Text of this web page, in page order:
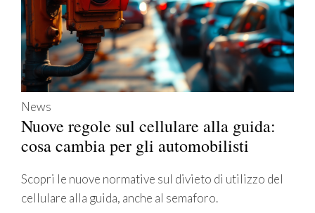
News
Nuove regole sul cellulare alla guida:
cosa cambia per gli automobilisti
Scopri le nuove normative sul divieto di utilizzo del
cellulare alla guida, anche al semaforo.